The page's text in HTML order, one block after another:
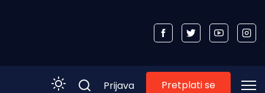
Prijava Pretplati se